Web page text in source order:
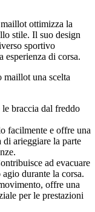
ottimizza la
stile. Il suo design
sportivo
esperienza di corsa.
maillot una scelta
braccia dal freddo
facilmente e offre una
arieggiare la parte
ad evacuare
durante la corsa.
offre una
per le prestazioni